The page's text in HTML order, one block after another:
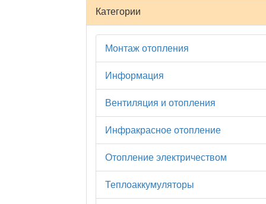
Категории
Монтаж отопления
Информация
Вентиляция и отопления
Инфракрасное отопление
Отопление электричеством
Теплоаккумуляторы